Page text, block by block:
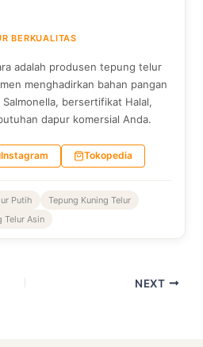
BERKUALITAS
adalah produsen tepung telur
menghadirkan bahan pangan
bersertifikat Halal,
dapur komersial Anda.
Instagram Tokopedia
Putih
Tepung Kuning Telur
Telur Asin
NEXT